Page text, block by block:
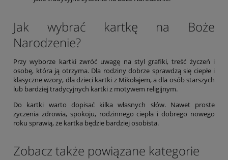
Jak wybrać kartkę na Boże
Narodzenie?
Przy wyborze kartki zwróć uwagę na styl grafiki, treść życzeń i
osobę, która ją otrzyma. Dla rodziny dobrze sprawdzą się ciepłe i
klasyczne wzory, dla dzieci kartki z Mikołajem, a dla osób starszych
lub bardziej tradycyjnych kartki z motywem religijnym.
Do kartki warto dopisać kilka własnych słów. Nawet proste
życzenia zdrowia, spokoju, rodzinnego ciepła i dobrego nowego
roku sprawią, że kartka będzie bardziej osobista.
Zobacz także powiązane kategorie